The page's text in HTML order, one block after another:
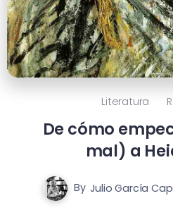
Literatura
De cómo
mal) a
By Julio García